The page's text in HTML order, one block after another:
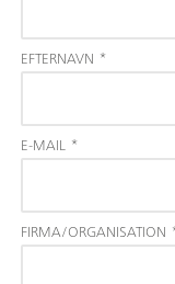
EFTERNAVN *
E-MAIL *
FIRMA/ORGANISATION